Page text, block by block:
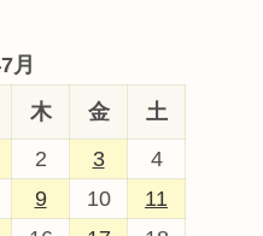
月
木 金
土
2 3
4
9 10
11